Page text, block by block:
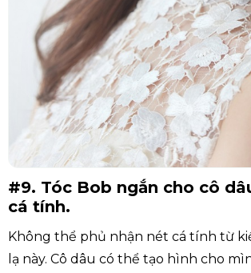
#9. Tóc Bob ngắn cho cô
cá tính.
Không thể phủ nhận nét cá tính từ
lạ này. Cô dâu có thể tạo hình cho